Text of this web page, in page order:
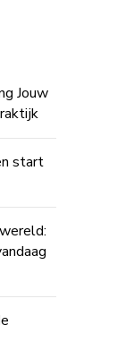
Jouw
start